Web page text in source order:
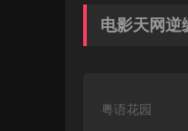
电影天网
粤语花园